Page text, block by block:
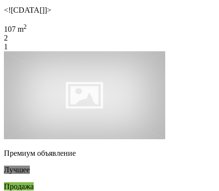
<![CDATA[]]>
107 m2
2
1
Премиум объявление
Лучшее
Продажа